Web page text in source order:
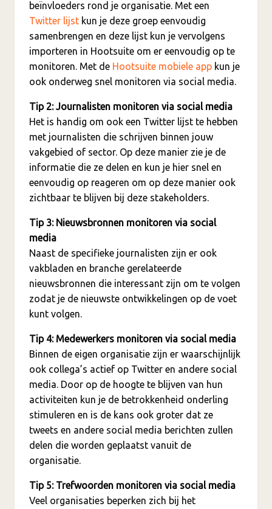
beïnvloeders rond je organisatie. Met een
Twitter lijst kun je deze groep eenvoudig
samenbrengen en deze lijst kun je vervolgens
importeren in Hootsuite om er eenvoudig op te
monitoren. Met de Hootsuite mobiele app kun je
ook onderweg snel monitoren via social media.
Tip 2: Journalisten monitoren via social media
Het is handig om ook een Twitter lijst te hebben
met journalisten die schrijven binnen jouw
vakgebied of sector. Op deze manier zie je de
informatie die ze delen en kun je hier snel en
eenvoudig op reageren om op deze manier ook
zichtbaar te blijven bij deze stakeholders.
Tip 3: Nieuwsbronnen monitoren via social
media
Naast de specifieke journalisten zijn er ook
vakbladen en branche gerelateerde
nieuwsbronnen die interessant zijn om te volgen
zodat je de nieuwste ontwikkelingen op de voet
kunt volgen.
Tip 4: Medewerkers monitoren via social media
Binnen de eigen organisatie zijn er waarschijnlijk
ook collega’s actief op Twitter en andere social
media. Door op de hoogte te blijven van hun
activiteiten kun je de betrokkenheid onderling
stimuleren en is de kans ook groter dat ze
tweets en andere social media berichten zullen
delen die worden geplaatst vanuit de
organisatie.
Tip 5: Trefwoorden monitoren via social media
Veel organisaties beperken zich bij het